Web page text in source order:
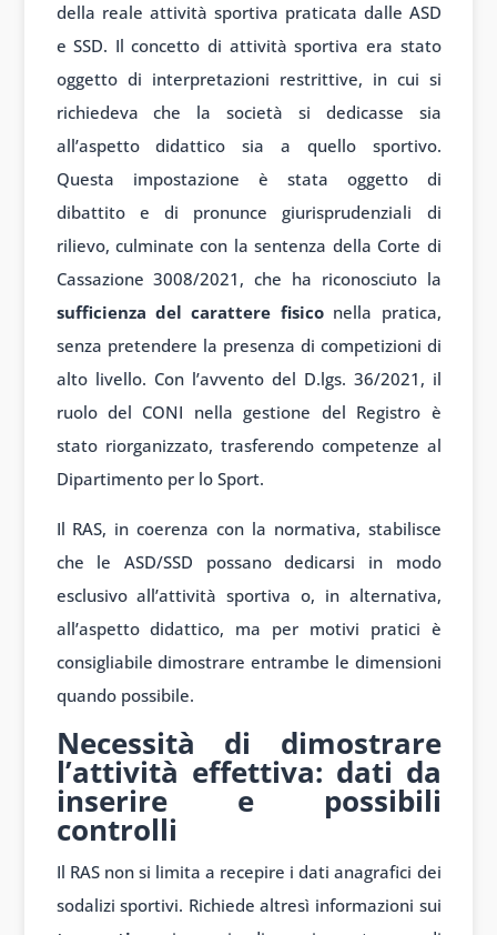
della reale attività sportiva praticata dalle ASD
e SSD. Il concetto di attività sportiva era stato
oggetto di interpretazioni restrittive, in cui si
richiedeva che la società si dedicasse sia
all’aspetto didattico sia a quello sportivo.
Questa impostazione è stata oggetto di
dibattito e di pronunce giurisprudenziali di
rilievo, culminate con la sentenza della Corte di
Cassazione 3008/2021, che ha riconosciuto la
sufficienza del carattere fisiconella pratica,
senza pretendere la presenza di competizioni di
alto livello. Con l’avvento del D.lgs. 36/2021, il
ruolo del CONI nella gestione del Registro è
stato riorganizzato, trasferendo competenze al
Dipartimento per lo Sport.
Il RAS, in coerenza con la normativa, stabilisce
che le ASD/SSD possano dedicarsi in modo
esclusivo all’attività sportiva o, in alternativa,
all’aspetto didattico, ma per motivi pratici è
consigliabile dimostrare entrambe le dimensioni
quando possibile.
Necessità di dimostrare
l’attività effettiva: dati da
inserire e possibili
controlli
Il RAS non si limita a recepire i dati anagrafici dei
sodalizi sportivi. Richiede altresì informazioni sui